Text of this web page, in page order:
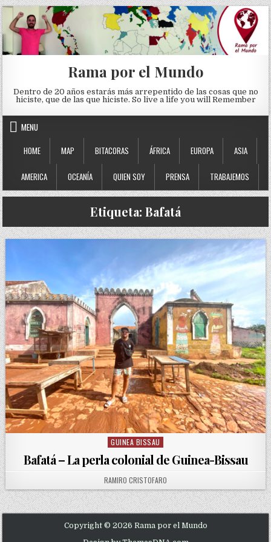
Skip to content
Rama por el Mundo
Dentro de 20 años estarás más arrepentido de las cosas que no
hiciste, que de las que hiciste. So live a life you will Remember
MENU
HOME
MAP BITACORAS ÁFRICA EUROPA ASIA
AMERICA OCEANÍA QUIEN SOY PRENSA TRABAJEMOS
Etiqueta: Bafatá
Posted in
GUINEA BISSAU
Bafatá – La perla colonial de Guinea-Bissau
AUTHOR:
RAMIRO CRISTOFARO
Copyright © 2026 Rama por el Mundo